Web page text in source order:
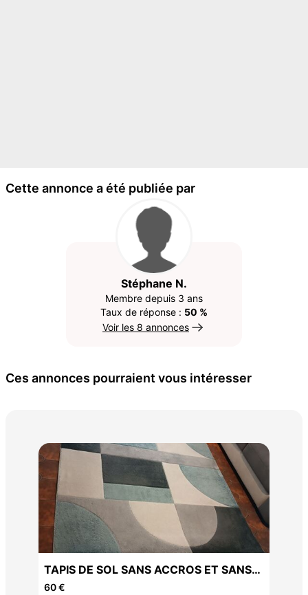
Cette annonce a été publiée par
Stéphane N.
Membre depuis 3 ans
Taux de réponse : 50 %
Voir les 8 annonces
Ces annonces pourraient vous intéresser
TAPIS DE SOL SANS ACCROS ET SANS
TACHES
60 €